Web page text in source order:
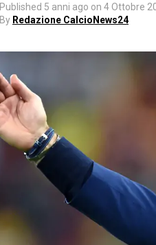
Published 5 anni ago on 4 Ottobre
By Redazione CalcioNews24